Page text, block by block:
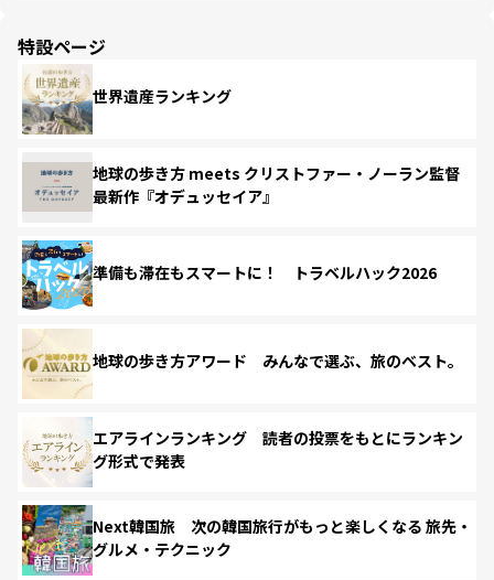
特設ページ
世界遺産ランキング
地球の歩き方 meets クリストファー・ノーラン監督
最新作『オデュッセイア』
準備も滞在もスマートに！ トラベルハック2026
地球の歩き方アワード みんなで選ぶ、旅のベスト。
エアラインランキング 読者の投票をもとにランキン
グ形式で発表
Next韓国旅 次の韓国旅行がもっと楽しくなる 旅先・
グルメ・テクニック